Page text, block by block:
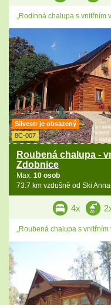
„Rodinná chalupa s vnitřním
Silvestr je obsazený
8C-007
Roubená chalupa -
Zdobnice
Max. 10 osob
73.7 km vzdušně od Ski
4x
„Roubená chalupa s